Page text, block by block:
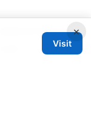
server×
Visit